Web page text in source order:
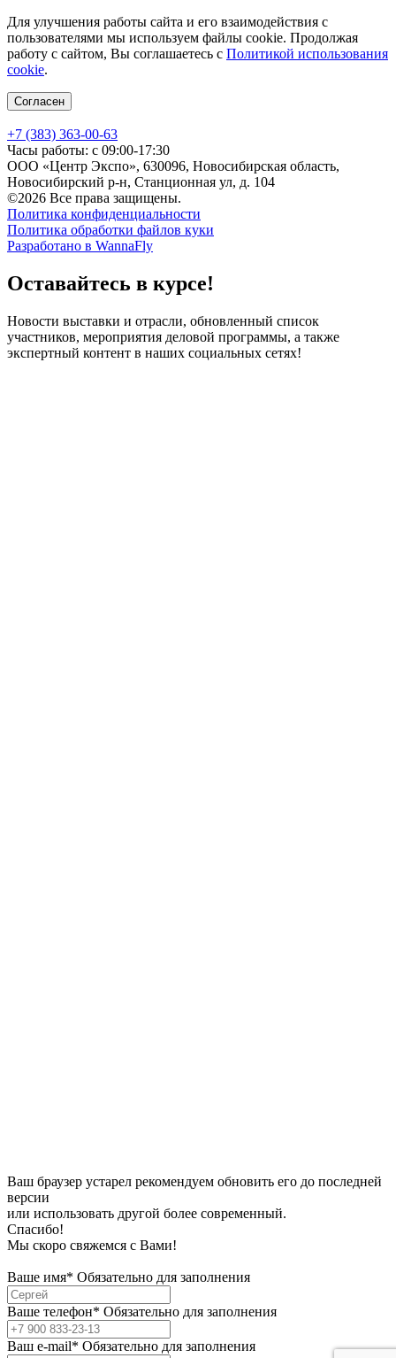
Для улучшения работы сайта и его взаимодействия с
пользователями мы используем файлы cookie. Продолжая
работу с сайтом, Вы соглашаетесь с Политикой использования
cookie.
Согласен
+7 (383) 363-00-63
Часы работы: с 09:00-17:30
ООО «Центр Экспо», 630096, Новосибирская область,
Новосибирский р-н, Станционная ул, д. 104
©2026 Все права защищены.
Политика конфиденциальности
Политика обработки файлов куки
Разработано в WannaFly
Оставайтесь в курсе!
Новости выставки и отрасли, обновленный список
участников, мероприятия деловой программы, а также
экспертный контент в наших социальных сетях!
Ваш браузер устарел рекомендуем обновить его до последней
версии
или использовать другой более современный.
Спасибо!
Мы скоро свяжемся с Вами!
Ваше имя* Обязательно для заполнения
Ваше телефон* Обязательно для заполнения
Bаш e-mail* Обязательно для заполнения